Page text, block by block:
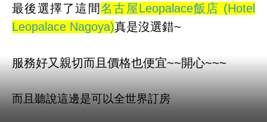
最後選擇了這間名古屋Leopalace飯店 (Hotel
Leopalace Nagoya)真是沒選錯~
服務好又親切而且價格也便宜~~開心~~~
而且聽說這邊是可以全世界訂房